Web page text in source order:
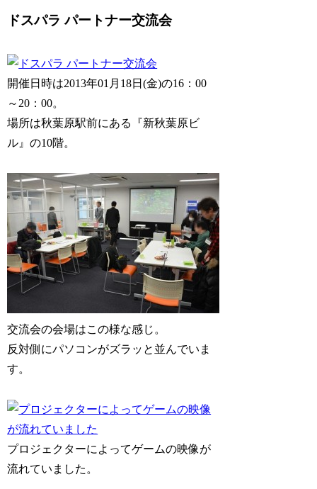
ドスパラ パートナー交流会
開催日時は2013年01月18日(金)の16：00
～20：00。
場所は秋葉原駅前にある『新秋葉原ビ
ル』の10階。
交流会の会場はこの様な感じ。
反対側にパソコンがズラッと並んでいま
す。
プロジェクターによってゲームの映像が
流れていました。